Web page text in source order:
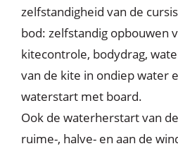
zelfstandigheid van de
bod: zelfstandig opbouwen
kitecontrole, bodydrag,
van de kite in ondiep water
waterstart met board.
Ook de waterherstart van
ruime-, halve- en aan de